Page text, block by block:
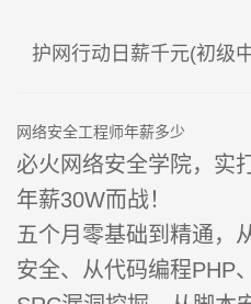
护网行动日薪千元(初级
网络安全工程师年薪多少
必火网络安全学院，实
年薪30W而战！
五个月零基础到精通，
安全、从代码编程PHP